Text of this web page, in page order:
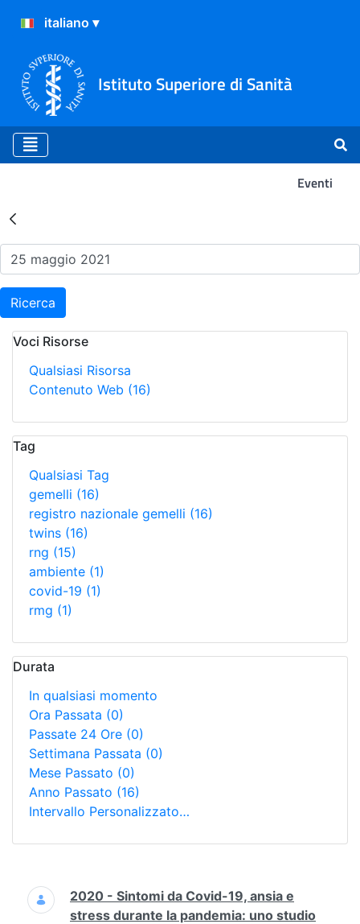
Istituto Superiore di Sanità
Eventi
Risultati della Ricerca -
Ricerca
Voci Risorse
Qualsiasi Risorsa
Contenuto Web (16)
Tag
Qualsiasi Tag
gemelli (16)
registro nazionale gemelli (16)
twins (16)
rng (15)
ambiente (1)
covid-19 (1)
rmg (1)
Durata
In qualsiasi momento
Ora Passata (0)
Passate 24 Ore (0)
Settimana Passata (0)
Mese Passato (0)
Anno Passato (16)
Intervallo Personalizzato…
Ricerca
2020 - Sintomi da Covid-19, ansia e
stress durante la pandemia: uno studio